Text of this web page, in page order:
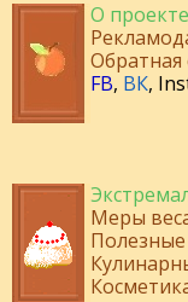
О
Обратная
FB, ВК,
Меры